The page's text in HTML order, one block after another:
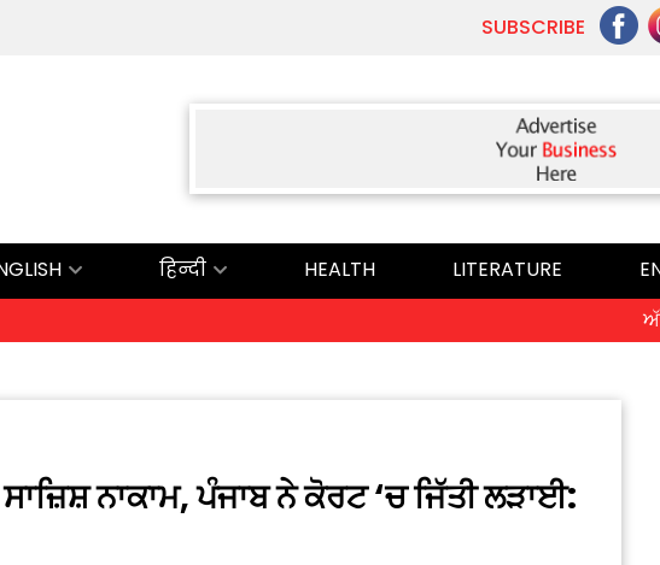
SUBSCRIBE
हिन्दी HEALTH LITERATURE
ਅੱਜ
ਨਾਕਾਮ, ਪੰਜਾਬ ਨੇ ਕੋਰਟ ‘ਚ ਜਿੱਤੀ ਲੜਾਈ: